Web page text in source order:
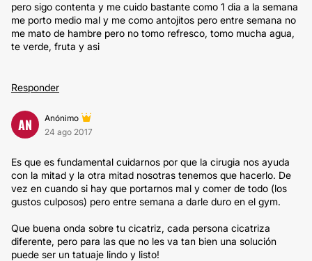
pero sigo contenta y me cuido bastante como 1 dia a la semana
me porto medio mal y me como antojitos pero entre semana no
me mato de hambre pero no tomo refresco, tomo mucha agua,
te verde, fruta y asi
Responder
AN
Anónimo
24 ago 2017
Es que es fundamental cuidarnos por que la cirugia nos ayuda
con la mitad y la otra mitad nosotras tenemos que hacerlo. De
vez en cuando si hay que portarnos mal y comer de todo (los
gustos culposos) pero entre semana a darle duro en el gym.
Que buena onda sobre tu cicatriz, cada persona cicatriza
diferente, pero para las que no les va tan bien una solución
puede ser un tatuaje lindo y listo!